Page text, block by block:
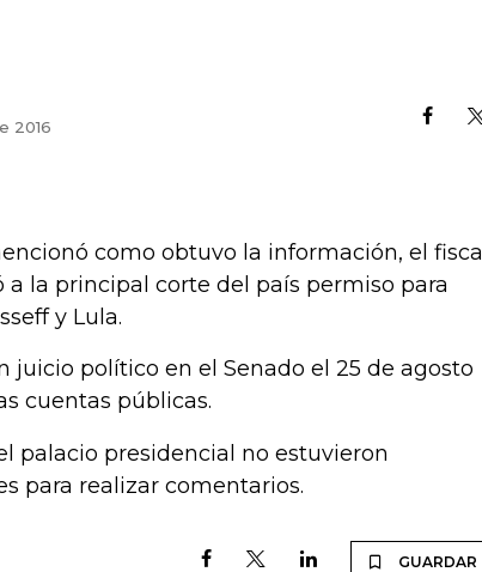
2016
como obtuvo la información, el fiscal
la principal corte del país permiso para
y Lula.
juicio político en el Senado el 25 de agosto
cuentas públicas.
palacio presidencial no estuvieron
para realizar comentarios.
GUARDAR